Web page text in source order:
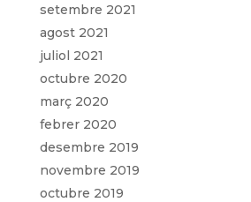
setembre 2021
agost 2021
juliol 2021
octubre 2020
març 2020
febrer 2020
desembre 2019
novembre 2019
octubre 2019